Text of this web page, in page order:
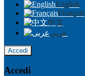
English
Français
中文
عربى
Accedi
Accedi